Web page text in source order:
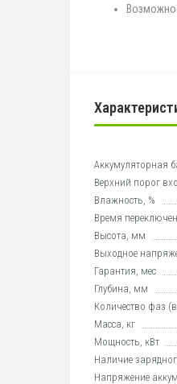
Аккумуляторная
Верхний порог
Влажность, %
Время
Высота, мм
Выходное
Гарантия, мес
Глубина, мм
Количество фаз
Масса, кг
Мощность, кВт
Наличие
Напряжение